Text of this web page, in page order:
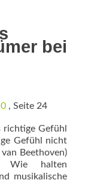
bei
, Seite 24
Gefühl
Gefühl nicht
Beethoven)
Wie halten
musikalische